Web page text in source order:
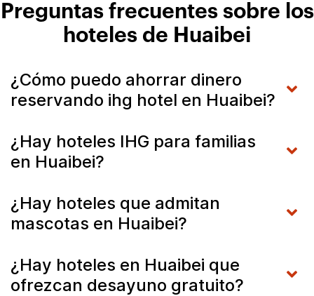
Preguntas frecuentes sobre los
hoteles de Huaibei
¿Cómo puedo ahorrar dinero
reservando ihg hotel en Huaibei?
¿Hay hoteles IHG para familias
en Huaibei?
¿Hay hoteles que admitan
mascotas en Huaibei?
¿Hay hoteles en Huaibei que
ofrezcan desayuno gratuito?